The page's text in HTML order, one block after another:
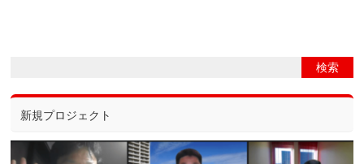
新規プロジェクト